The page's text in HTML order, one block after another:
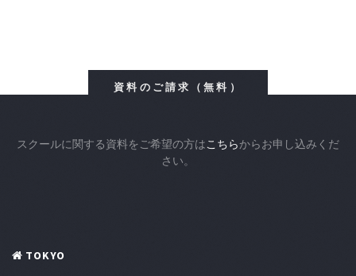
資料のご請求（無料）
スクールに関する資料をご希望の方はこちらからお申し込みくだ
さい。
TOKYO